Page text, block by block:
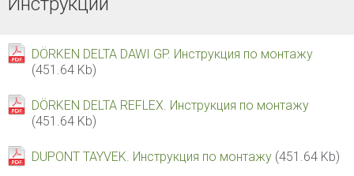
DÖRKEN DELTA DAWI GP. Инструкция по монтажу
(451.64 Kb)
DÖRKEN DELTA REFLEX. Инструкция по монтажу
(451.64 Kb)
DUPONT TAYVEK. Инструкция по монтажу (451.64 Kb)